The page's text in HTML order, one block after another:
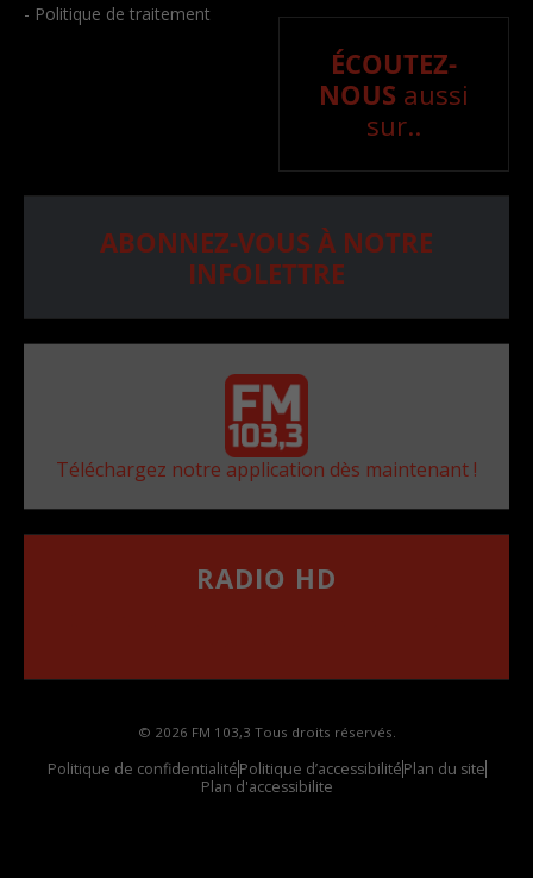
- Politique de traitement
ÉCOUTEZ-
NOUS aussi
sur..
ABONNEZ-VOUS À NOTRE
INFOLETTRE
Téléchargez notre application dès maintenant !
RADIO HD
© 2026 FM 103,3 Tous droits réservés.
Politique de confidentialitéPolitique d’accessibilitéPlan du site
Plan d'accessibilite